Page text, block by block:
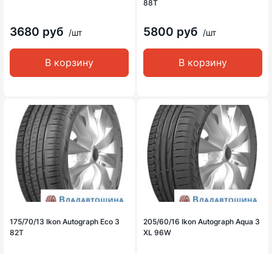
3680 руб /шт
В корзину
88T
5800 руб /шт
В корзину
175/70/13 Ikon Autograph Eco 3
82T
205/60/16 Ikon Autograph Aqua 3
XL 96W